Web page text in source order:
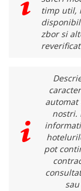
timp util,
zbor si
nostri.
pot